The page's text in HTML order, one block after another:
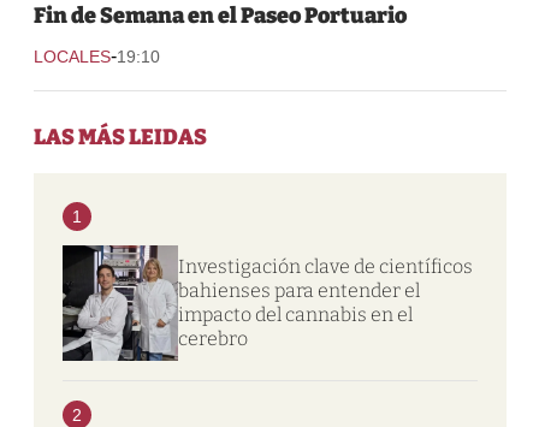
Fin de Semana en el Paseo Portuario
LOCALES-19:10
LAS MÁS LEIDAS
1
Investigación clave de científicos
bahienses para entender el
impacto del cannabis en el
cerebro
2